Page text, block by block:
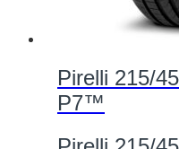
Pirelli 215/
P7™